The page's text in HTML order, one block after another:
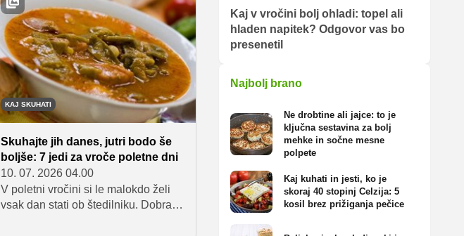
več ur ter brez težav nadomesti
kosilo. Zbrali smo sedem okusnih
receptov, ki dokazujejo, da je solata
lahko tudi v najbolj vročih dneh
odličen obrok, ki je hkrati lahek,
hranljiv in zelo okusen.
KAJ SKUHATI
Skuhajte jih danes, jutri bodo še
boljše: 7 jedi za vroče poletne dni
10. 07. 2026 04.00
V poletni vročini si le malokdo želi
vsak dan stati ob štedilniku. Dobra
Kaj v vročini bolj ohladi: topel ali
hladen napitek? Odgovor vas bo
presenetil
Najbolj brano
Ne drobtine ali jajce: to je
ključna sestavina za bolj
mehke in sočne mesne
polpete
Kaj kuhati in jesti, ko je
skoraj 40 stopinj Celzija: 5
kosil brez prižiganja pečice